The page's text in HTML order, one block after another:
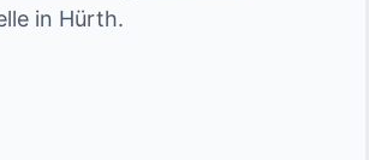
in Hürth.